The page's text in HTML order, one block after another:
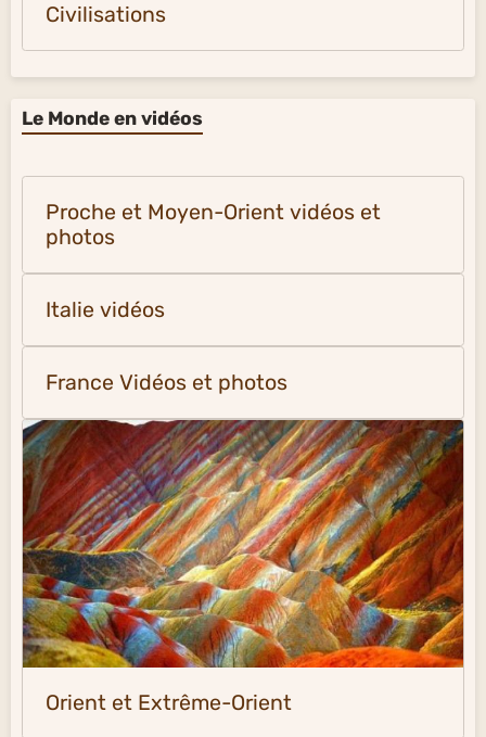
Civilisations
Le Monde en vidéos
Proche et Moyen-Orient vidéos et
photos
Italie vidéos
France Vidéos et photos
Orient et Extrême-Orient